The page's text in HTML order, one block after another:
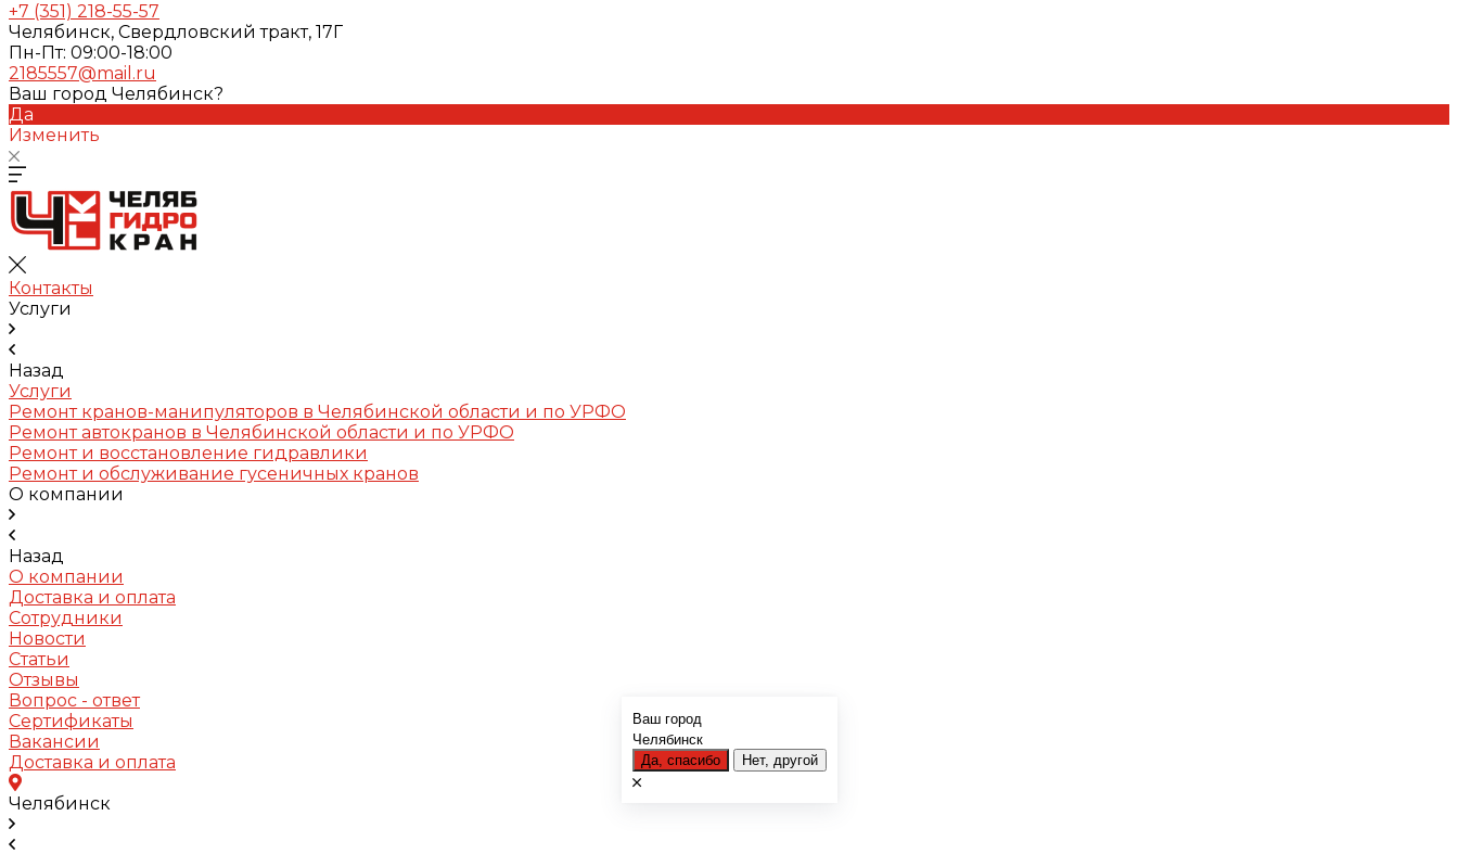
+7 (351) 218-55-57
Челябинск, Свердловский тракт, 17Г
Пн-Пт: 09:00-18:00
2185557@mail.ru
Ваш город Челябинск?
Да
Изменить
Контакты
Услуги
Назад
Услуги
Ремонт кранов-манипуляторов в Челябинской области и по УРФО
Ремонт автокранов в Челябинской области и по УРФО
Ремонт и восстановление гидравлики
Ремонт и обслуживание гусеничных кранов
О компании
Назад
О компании
Доставка и оплата
Сотрудники
Новости
Статьи
Отзывы
Вопрос - ответ
Сертификаты
Вакансии
Доставка и оплата
Челябинск
Ваш город
Челябинск
Да, спасибо Нет, другой